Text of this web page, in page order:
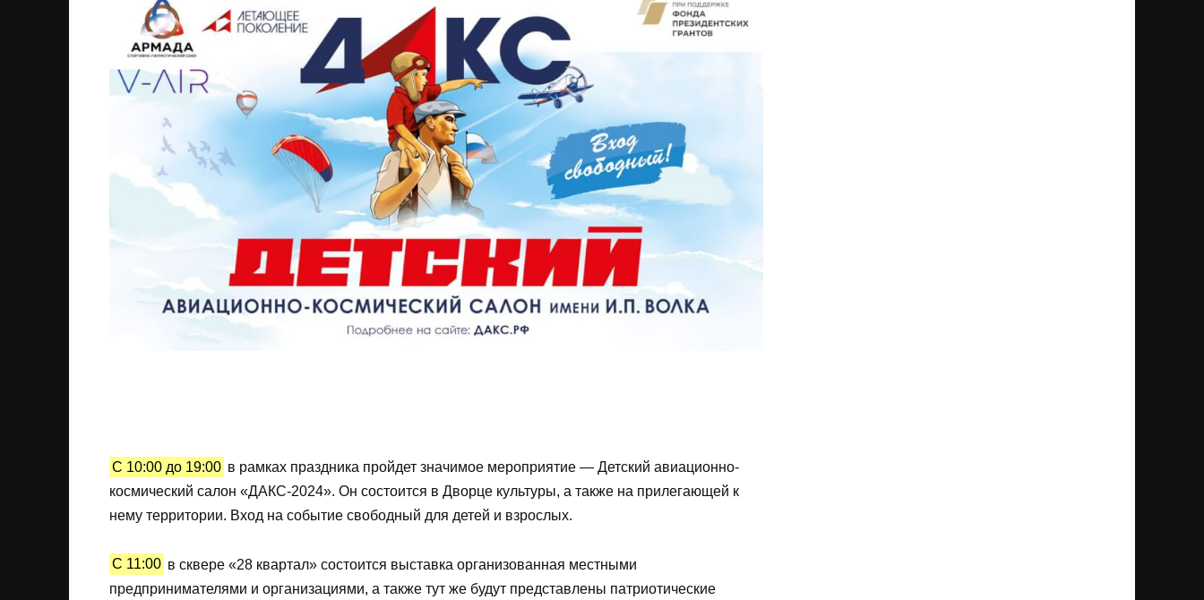
С 10:00 до 19:00 в рамках праздника пройдет значимое мероприятие — Детский авиационно-
космический салон «ДАКС-2024». Он состоится в Дворце культуры, а также на прилегающей к
нему территории. Вход на событие свободный для детей и взрослых.
С 11:00 в сквере «28 квартал» состоится выставка организованная местными
предпринимателями и организациями, а также тут же будут представлены патриотические